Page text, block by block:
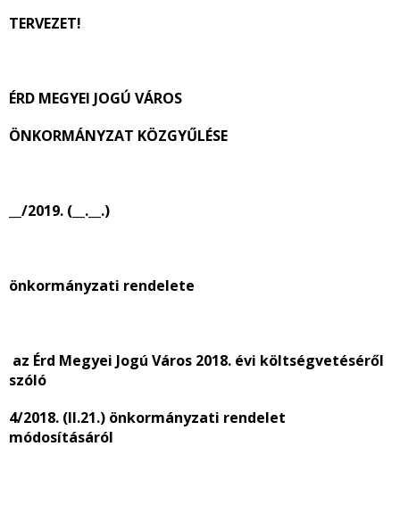
TERVEZET!
ÉRD MEGYEI JOGÚ VÁROS
ÖNKORMÁNYZAT KÖZGYŰLÉSE
__/2019. (__.__.)
önkormányzati rendelete
az Érd Megyei Jogú Város 2018. évi költségvetéséről
szóló
4/2018. (II.21.) önkormányzati rendelet
módosításáról